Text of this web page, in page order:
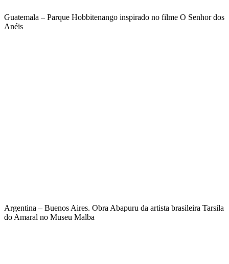
Guatemala – Parque Hobbitenango inspirado no filme O Senhor dos
Anéis
Argentina – Buenos Aires. Obra Abapuru da artista brasileira Tarsila
do Amaral no Museu Malba